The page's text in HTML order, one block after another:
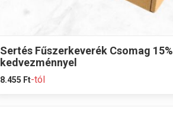
Sertés Fűszerkeverék Csomag 15%
kedvezménnyel
8.455 Ft-tól